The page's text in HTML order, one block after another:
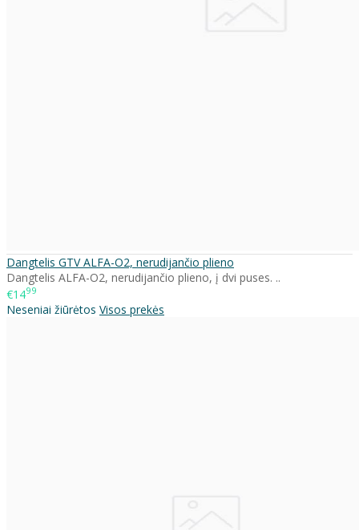
Dangtelis GTV ALFA-O2, nerudijančio plieno
Dangtelis ALFA-O2, nerudijančio plieno, į dvi puses. ..
€1499
Neseniai žiūrėtos Visos prekės